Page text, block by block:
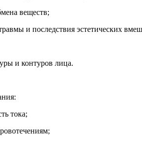
веществ;
и последствия эстетических
и контуров лица.
тока;